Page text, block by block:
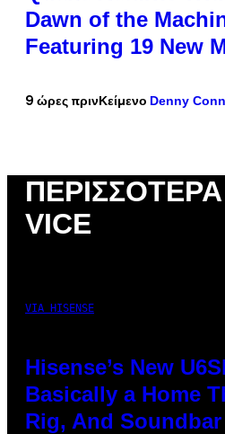
Dawn of the
Featuring 19 New
9 ώρες πριν Κείμενο Denny
VICE
VIA HISENSE
Hisense’s New
Basically a Home
Rig, And